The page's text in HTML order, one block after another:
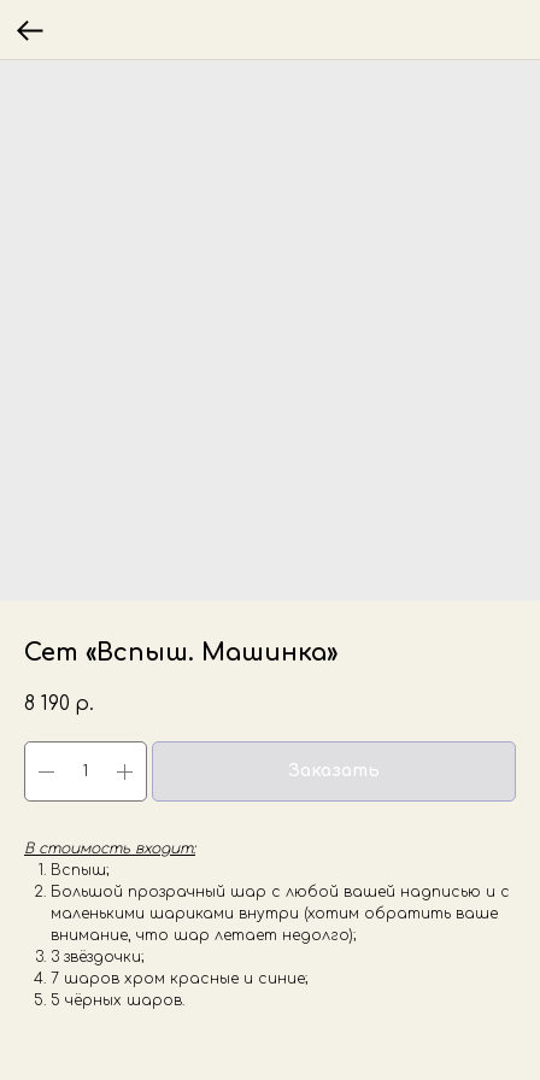
Сет «Вспыш. Машинка»
8 190 р.
Заказать
В стоимость входит:
Вспыш;
Большой прозрачный шар с любой вашей надписью и с
маленькими шариками внутри (хотим обратить ваше
внимание, что шар летает недолго);
3 звёздочки;
7 шаров хром красные и синие;
5 чёрных шаров.